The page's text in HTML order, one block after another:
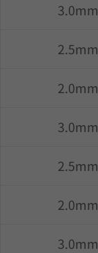
3.0mm
2.5mm
2.0mm
3.0mm
2.5mm
2.0mm
3.0mm